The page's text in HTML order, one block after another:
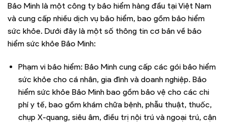
Bảo Minh là một công ty bảo hiểm hàng đầu tại Việt Nam
và cung cấp nhiều dịch vụ bảo hiểm, bao gồm bảo hiểm
sức khỏe. Dưới đây là một số thông tin cơ bản về bảo
hiểm sức khỏe Bảo Minh:
Phạm vi bảo hiểm: Bảo Minh cung cấp các gói bảo hiểm
sức khỏe cho cá nhân, gia đình và doanh nghiệp. Bảo
hiểm sức khỏe Bảo Minh bao gồm bảo vệ cho các chi
phí y tế, bao gồm khám chữa bệnh, phẫu thuật, thuốc,
chụp X-quang, siêu âm, điều trị nội trú và ngoại trú, cận